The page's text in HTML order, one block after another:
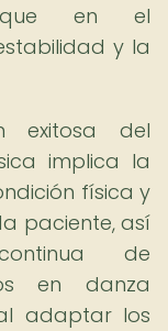
en el
y la
exitosa del
implica la
física y
paciente, así
de
en danza
adaptar los